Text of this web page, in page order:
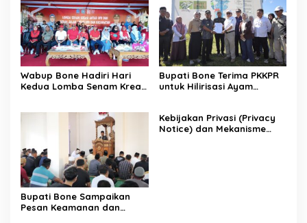
Wabup Bone Hadiri Hari
Kedua Lomba Senam Kreasi
Bupati Bone Terima PKKPR
untuk Hilirisasi Ayam
Bupati Bone Sampaikan
Pesan Keamanan dan
Kebijakan Privasi (Privacy
Notice) dan Mekanisme